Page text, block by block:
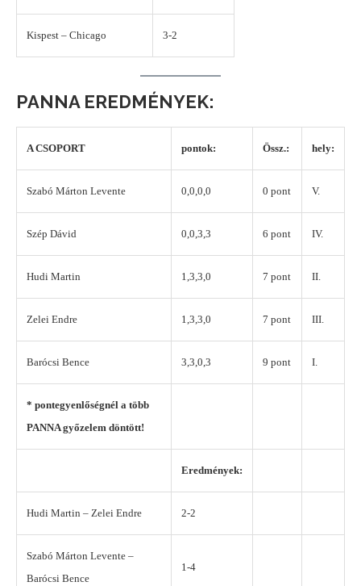
Kispest – Chicago 3-2
PANNA EREDMÉNYEK:
A CSOPORT pontok: Össz.: hely:
Szabó Márton Levente 0,0,0,0 0 pont V.
Szép Dávid 0,0,3,3 6 pont IV.
Hudi Martin 1,3,3,0 7 pont II.
Zelei Endre 1,3,3,0 7 pont III.
Barócsi Bence 3,3,0,3 9 pont I.
* pontegyenlőségnél a több
PANNA győzelem döntött!
Eredmények:
Hudi Martin – Zelei Endre 2-2
Szabó Márton Levente –
Barócsi Bence
1-4